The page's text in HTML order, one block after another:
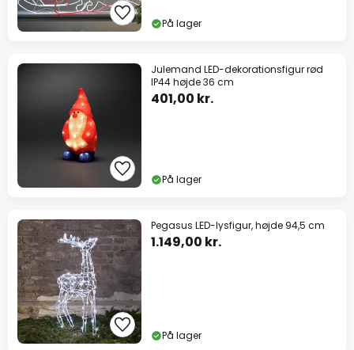
På lager
Julemand LED-dekorationsfigur rød
IP44 højde 36 cm
401,00 kr.
På lager
Pegasus LED-lysfigur, højde 94,5 cm
1.149,00 kr.
På lager